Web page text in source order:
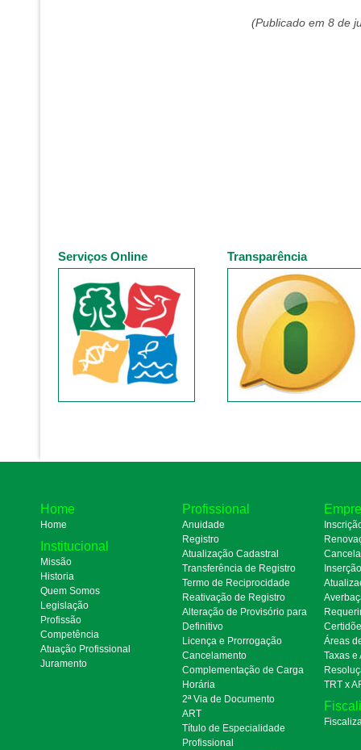
(Publicado em 8 de
Serviços Online Transparência
Home
Home
Institucional
Missão
Historia
Quem Somos
Legislação
Profissão
Competência
Atuação Profissional
Juramento
Profissional
Anuidade
Registro
Atualização Cadastral
Transferência de Registro
Termo de Reciprocidade
Reativação de Registro
Alteração de Provisório para
Definitivo
Licença e Prorrogação
Cancelamento
Complementação de Carga
Horária
2ª Via de Documento
ART
Título de Especialidade
Profissional
Áreas
Taxas e
TRT x